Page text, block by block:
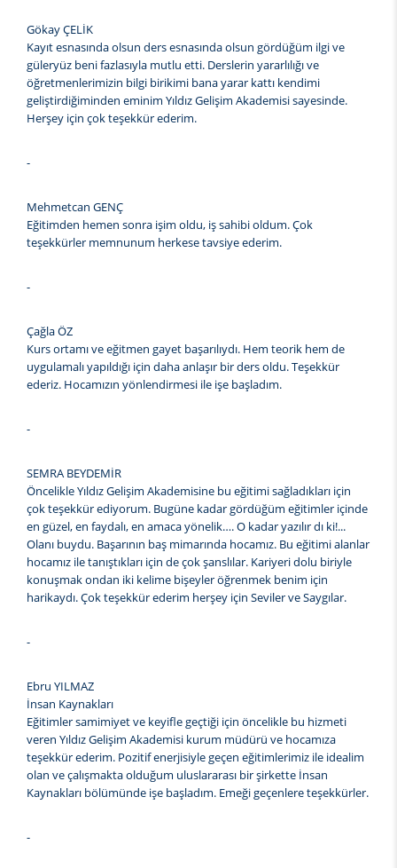
Gökay ÇELİK
Kayıt esnasında olsun ders esnasında olsun gördüğüm ilgi ve
güleryüz beni fazlasıyla mutlu etti. Derslerin yararlılığı ve
öğretmenlerimizin bilgi birikimi bana yarar kattı kendimi
geliştirdiğiminden eminim Yıldız Gelişim Akademisi sayesinde.
Herşey için çok teşekkür ederim.
-
Mehmetcan GENÇ
Eğitimden hemen sonra işim oldu, iş sahibi oldum. Çok
teşekkürler memnunum herkese tavsiye ederim.
-
Çağla ÖZ
Kurs ortamı ve eğitmen gayet başarılıydı. Hem teorik hem de
uygulamalı yapıldığı için daha anlaşır bir ders oldu. Teşekkür
ederiz. Hocamızın yönlendirmesi ile işe başladım.
-
SEMRA BEYDEMİR
Öncelikle Yıldız Gelişim Akademisine bu eğitimi sağladıkları için
çok teşekkür ediyorum. Bugüne kadar gördüğüm eğitimler içinde
en güzel, en faydalı, en amaca yönelik…. O kadar yazılır dı ki!...
Olanı buydu. Başarının baş mimarında hocamız. Bu eğitimi alanlar
hocamız ile tanıştıkları için de çok şanslılar. Kariyeri dolu biriyle
konuşmak ondan iki kelime bişeyler öğrenmek benim için
harikaydı. Çok teşekkür ederim herşey için Seviler ve Saygılar.
-
Ebru YILMAZ
İnsan Kaynakları
Eğitimler samimiyet ve keyifle geçtiği için öncelikle bu hizmeti
veren Yıldız Gelişim Akademisi kurum müdürü ve hocamıza
teşekkür ederim. Pozitif enerjisiyle geçen eğitimlerimiz ile idealim
olan ve çalışmakta olduğum uluslararası bir şirkette İnsan
Kaynakları bölümünde işe başladım. Emeği geçenlere teşekkürler.
-